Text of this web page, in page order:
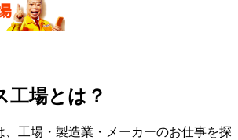
工場とは？
、工場・製造業・メーカーのお仕事を探